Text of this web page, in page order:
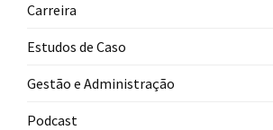
Carreira
Estudos de Caso
Gestão e Administração
Podcast